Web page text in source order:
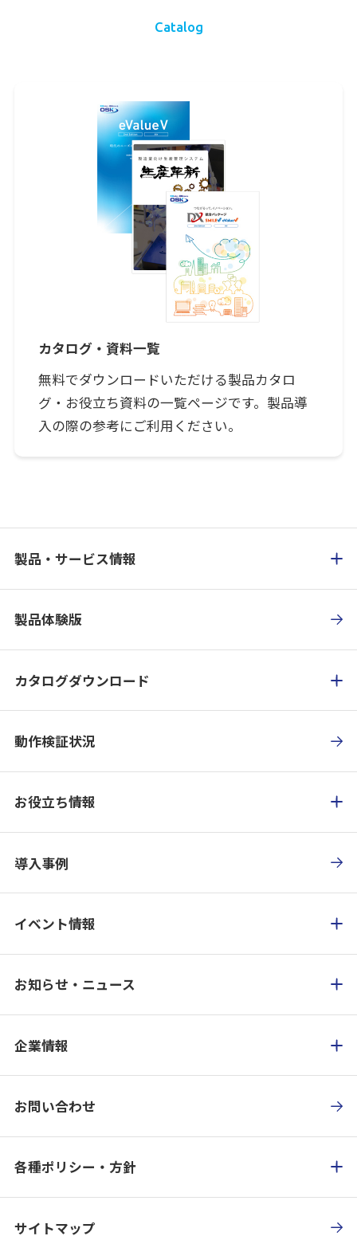
Catalog
カタログ・資料一覧
無料でダウンロードいただける製品カタロ
グ・お役立ち資料の一覧ページです。製品導
入の際の参考にご利用ください。
製品・サービス情報
製品体験版
カタログダウンロード
動作検証状況
お役立ち情報
導入事例
イベント情報
お知らせ・ニュース
企業情報
お問い合わせ
各種ポリシー・方針
サイトマップ